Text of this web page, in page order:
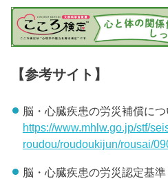
【参考サイト】
脳・心臓疾患の労災補償につ
https://www.mhlw.go.jp/stf/
roudou/roudoukijun/rousai/
脳・心臓疾患の労災認定基